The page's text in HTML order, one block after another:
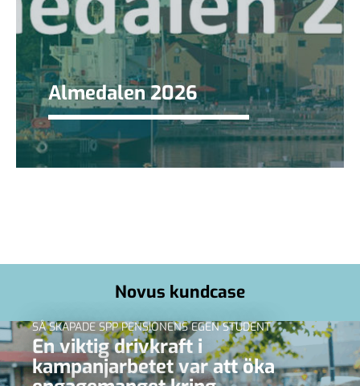
Almedalen 2026
Novus kundcase
SÅ SKAPADE SPP PENSIONENS EGEN STUDENT
En viktig drivkraft i
kampanjarbetet var att öka